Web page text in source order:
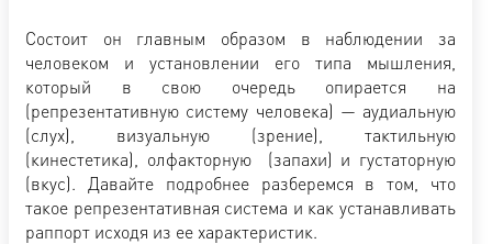
Состоит он главным образом в наблюдении за
человеком и установлении его типа мышления,
который в свою очередь опирается на
(репрезентативную систему человека) — аудиальную
(слух), визуальную (зрение), тактильную
(кинестетика), олфакторную (запахи) и густаторную
(вкус). Давайте подробнее разберемся в том, что
такое репрезентативная система и как устанавливать
раппорт исходя из ее характеристик.